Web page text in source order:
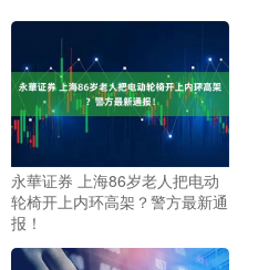
永華证券 上海86岁老人把电动
轮椅开上内环高架？警方最新通
报！